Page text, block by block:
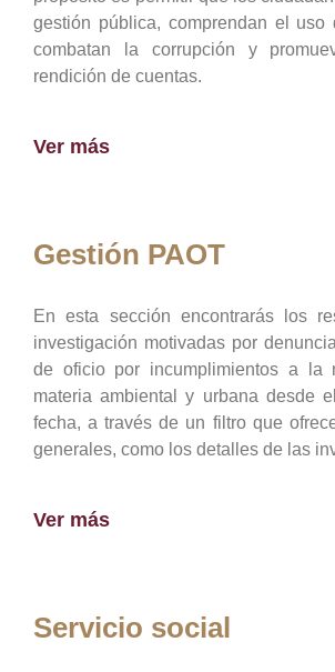
gestión pública, comprendan el uso
combatan la corrupción y
rendición de cuentas.
Ver más
Gestión PAOT
En esta sección encontrarás los
investigación motivadas por
de oficio por incumplimientos a la
materia ambiental y urbana desde
fecha, a través de un filtro que
generales, como los detalles de las
Ver más
Servicio social